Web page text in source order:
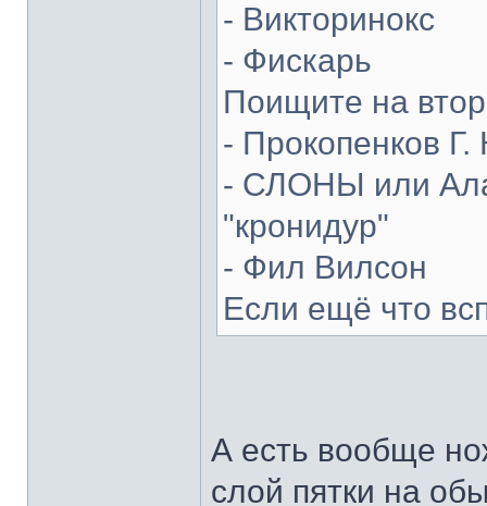
- Викторинокс
- Фискарь
Поищите на
- Прокопенков Г.
- СЛОНЫ или
"кронидур"
- Фил Вилсон
Если ещё что
А есть вообще
слой пятки на